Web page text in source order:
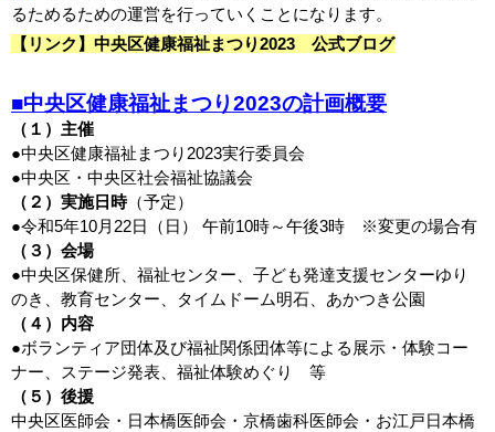
るためるための運営を行っていくことになります。
【リンク】中央区健康福祉まつり2023 公式ブログ
■中央区健康福祉まつり2023の計画概要
（１）主催
●中央区健康福祉まつり2023実行委員会
●中央区・中央区社会福祉協議会
（２）実施日時（予定）
●令和5年10月22日（日） 午前10時～午後3時 ※変更の場合有
（３）会場
●中央区保健所、福祉センター、子ども発達支援センターゆり
のき、教育センター、タイムドーム明石、あかつき公園
（４）内容
●ボランティア団体及び福祉関係団体等による展示・体験コー
ナー、ステージ発表、福祉体験めぐり 等
（５）後援
中央区医師会・日本橋医師会・京橋歯科医師会・お江戸日本橋